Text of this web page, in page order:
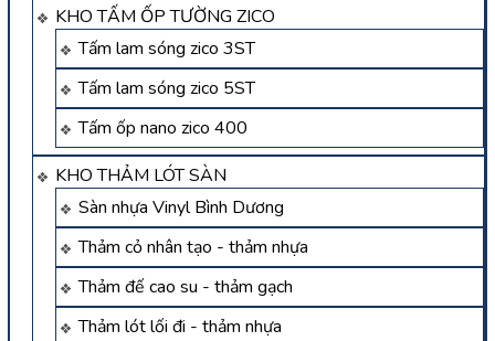
KHO TẤM ỐP TƯỜNG ZICO
Tấm lam sóng zico 3ST
Tấm lam sóng zico 5ST
Tấm ốp nano zico 400
KHO THẢM LÓT SÀN
Sàn nhựa Vinyl Bình Dương
Thảm cỏ nhân tạo - thảm nhựa
Thảm đế cao su - thảm gạch
Thảm lót lối đi - thảm nhựa